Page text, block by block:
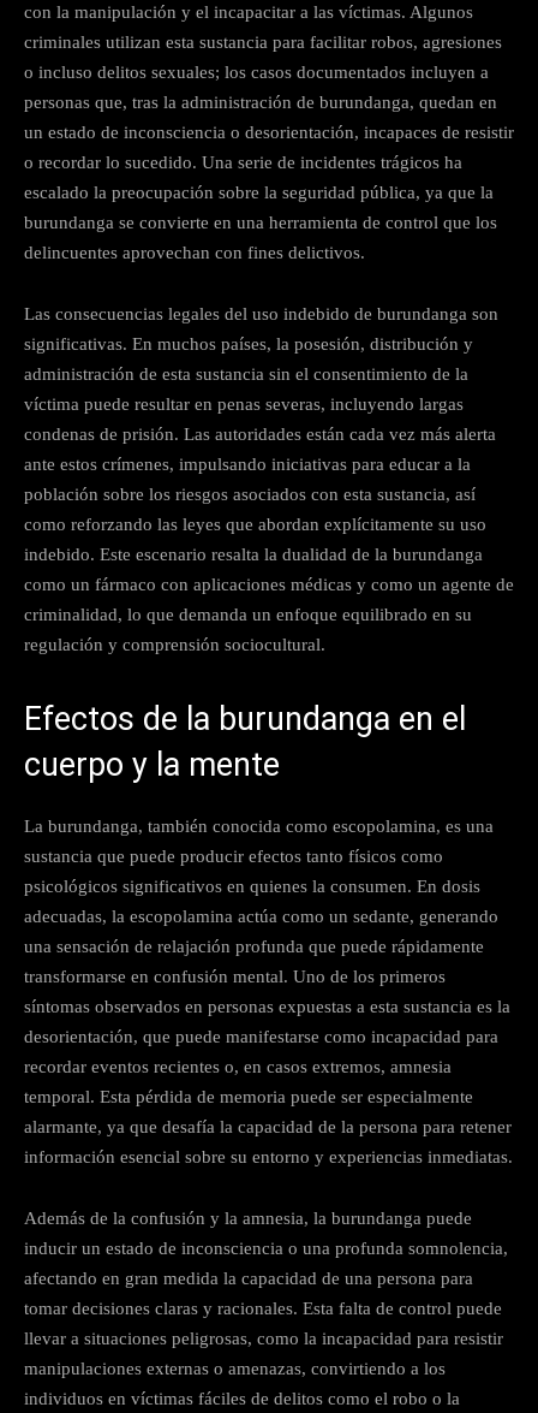
con la manipulación y el incapacitar a las víctimas. Algunos
criminales utilizan esta sustancia para facilitar robos, agresiones
o incluso delitos sexuales; los casos documentados incluyen a
personas que, tras la administración de burundanga, quedan en
un estado de inconsciencia o desorientación, incapaces de resistir
o recordar lo sucedido. Una serie de incidentes trágicos ha
escalado la preocupación sobre la seguridad pública, ya que la
burundanga se convierte en una herramienta de control que los
delincuentes aprovechan con fines delictivos.
Las consecuencias legales del uso indebido de burundanga son
significativas. En muchos países, la posesión, distribución y
administración de esta sustancia sin el consentimiento de la
víctima puede resultar en penas severas, incluyendo largas
condenas de prisión. Las autoridades están cada vez más alerta
ante estos crímenes, impulsando iniciativas para educar a la
población sobre los riesgos asociados con esta sustancia, así
como reforzando las leyes que abordan explícitamente su uso
indebido. Este escenario resalta la dualidad de la burundanga
como un fármaco con aplicaciones médicas y como un agente de
criminalidad, lo que demanda un enfoque equilibrado en su
regulación y comprensión sociocultural.
Efectos de la burundanga en el
cuerpo y la mente
La burundanga, también conocida como escopolamina, es una
sustancia que puede producir efectos tanto físicos como
psicológicos significativos en quienes la consumen. En dosis
adecuadas, la escopolamina actúa como un sedante, generando
una sensación de relajación profunda que puede rápidamente
transformarse en confusión mental. Uno de los primeros
síntomas observados en personas expuestas a esta sustancia es la
desorientación, que puede manifestarse como incapacidad para
recordar eventos recientes o, en casos extremos, amnesia
temporal. Esta pérdida de memoria puede ser especialmente
alarmante, ya que desafía la capacidad de la persona para retener
información esencial sobre su entorno y experiencias inmediatas.
Además de la confusión y la amnesia, la burundanga puede
inducir un estado de inconsciencia o una profunda somnolencia,
afectando en gran medida la capacidad de una persona para
tomar decisiones claras y racionales. Esta falta de control puede
llevar a situaciones peligrosas, como la incapacidad para resistir
manipulaciones externas o amenazas, convirtiendo a los
individuos en víctimas fáciles de delitos como el robo o la